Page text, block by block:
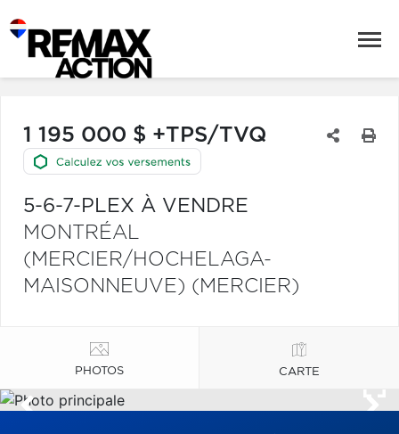
1 195 000 $ +TPS/TVQ
5-6-7-PLEX À VENDRE
MONTRÉAL
(MERCIER/HOCHELAGA-
MAISONNEUVE) (MERCIER)
PHOTOS CARTE